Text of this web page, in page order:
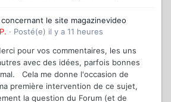
le site magazinevideo
· Posté(e) il y a 11 heures
pour vos commentaires, les uns
avec des idées, parfois bonnes
Cela me donne l'occasion de
première intervention de ce sujet,
la question du Forum (et de